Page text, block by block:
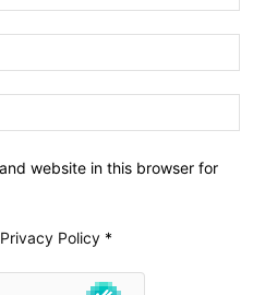
website in this browser for
Privacy Policy *